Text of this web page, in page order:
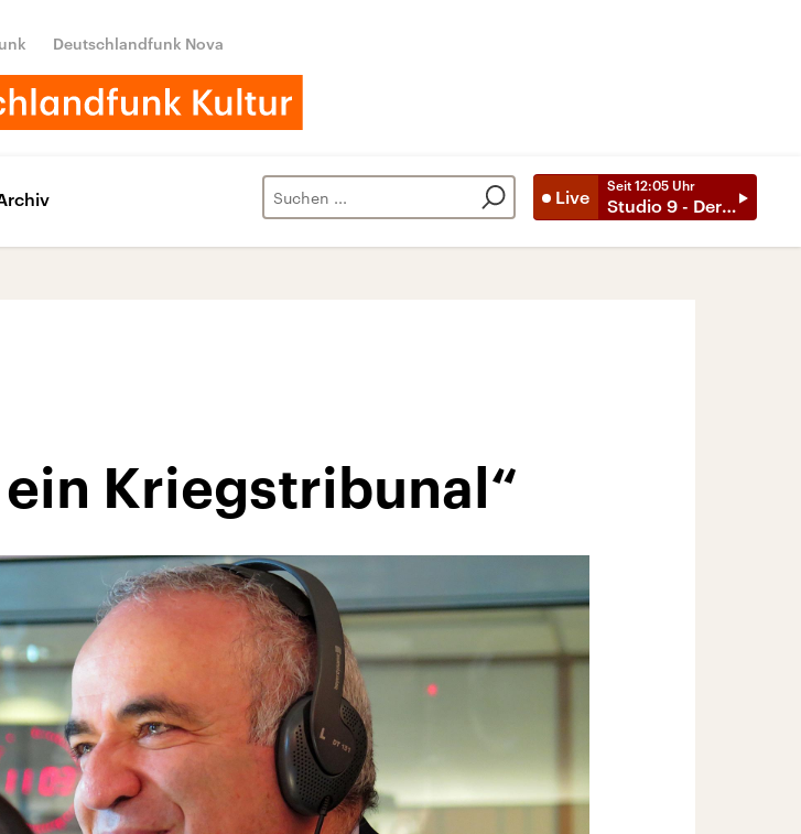
Deutschlandfunk Nova
Live
Seit 12:05 Uhr
Studio 9 - Der Tag mit
Kriegstribunal“